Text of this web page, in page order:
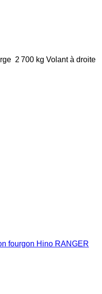
2 700 kg Volant à droite
fourgon Hino RANGER